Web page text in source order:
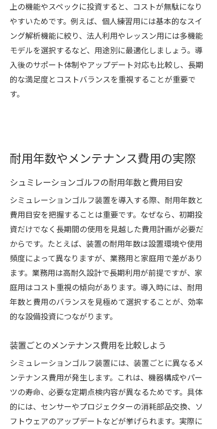
上の機能やスペックに投資すると、コストが無駄になり
やすいためです。例えば、個人練習用には基本的なスイ
ング解析機能に絞り、法人利用やレッスン用には多機能
モデルを選択するなど、用途別に最適化しましょう。導
入後のサポート体制やアップデート対応も比較し、長期
的な満足度とコストバランスを重視することが重要で
す。
耐用年数やメンテナンス費用の実際
シュミレーションゴルフの耐用年数と費用目安
シミュレーションゴルフ装置を導入する際、耐用年数と
費用目安を把握することは重要です。なぜなら、初期投
資だけでなく長期間の使用を見越した費用計画が必要だ
からです。たとえば、装置の耐用年数は設置環境や使用
頻度によって異なりますが、業務用と家庭用で差があり
ます。業務用は高耐久設計で長期利用が前提ですが、家
庭用はコスト重視の傾向があります。導入時には、耐用
年数と費用のバランスを見極めて選択することが、効率
的な設備投資につながります。
装置ごとのメンテナンス費用を比較しよう
シミュレーションゴルフ装置には、装置ごとに異なるメ
ンテナンス費用が発生します。これは、機器構成やパー
ツの寿命、必要な定期点検内容が異なるためです。具体
的には、センサーやプロジェクターの消耗部品交換、ソ
フトウェアのアップデートなどが挙げられます。実際に